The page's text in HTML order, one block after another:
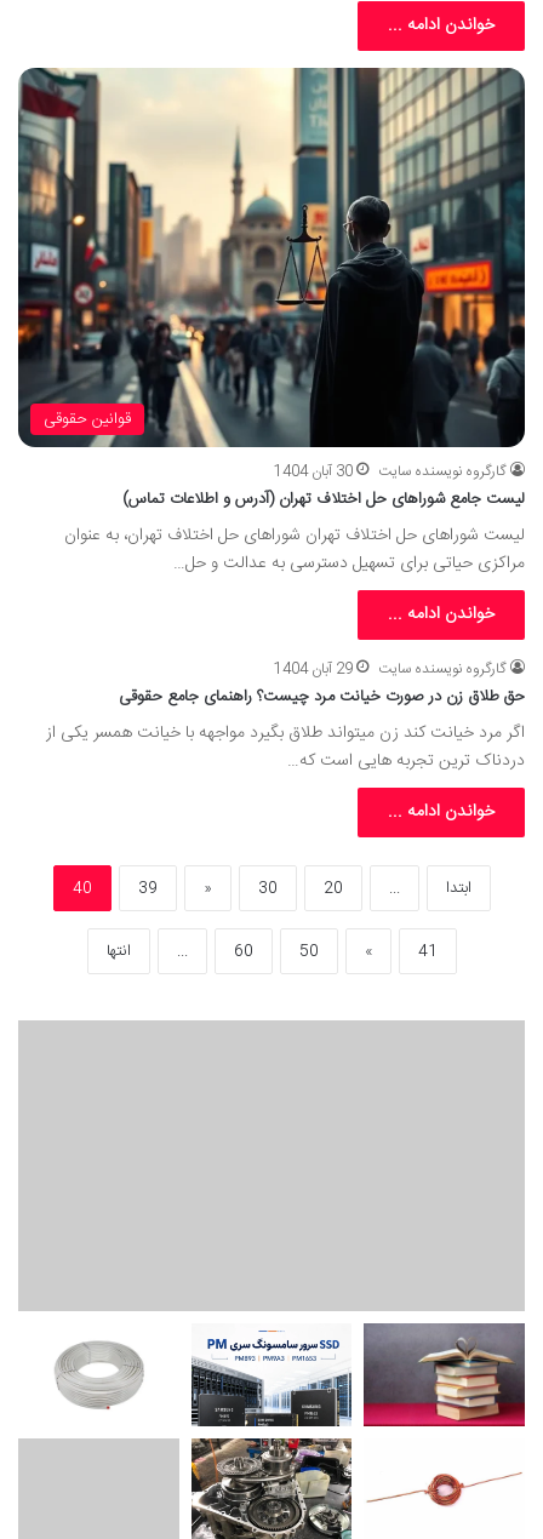
خواندن ادامه ...
قوانین حقوقی
گارگروه نویسنده سایت 30 آبان 1404
لیست جامع شوراهای حل اختلاف تهران (آدرس و اطلاعات تماس)
لیست شوراهای حل اختلاف تهران شوراهای حل اختلاف تهران، به عنوان
مراکزی حیاتی برای تسهیل دسترسی به عدالت و حل…
خواندن ادامه ...
گارگروه نویسنده سایت 29 آبان 1404
حق طلاق زن در صورت خیانت مرد چیست؟ راهنمای جامع حقوقی
اگر مرد خیانت کند زن میتواند طلاق بگیرد مواجهه با خیانت همسر یکی از
دردناک ترین تجربه هایی است که…
خواندن ادامه ...
ابتدا ...
20
30
«
39
40
41
»
50
60
... انتها